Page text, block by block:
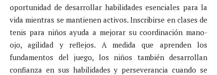
oportunidad de desarrollar habilidades esenciales para la
vida mientras se mantienen activos. Inscribirse en clases de
tenis para niños ayuda a mejorar su coordinación mano-
ojo, agilidad y reflejos. A medida que aprenden los
fundamentos del juego, los niños también desarrollan
confianza en sus habilidades y perseverancia cuando se